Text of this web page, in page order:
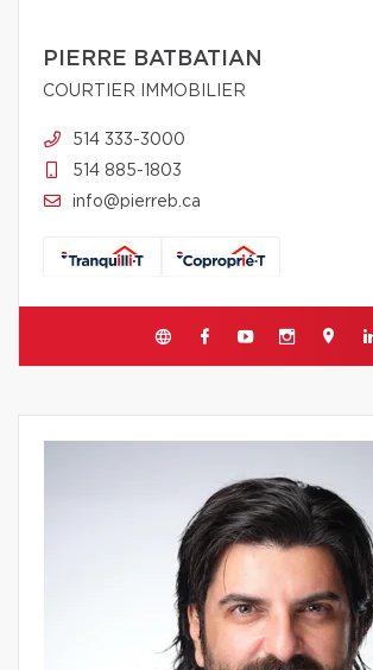
PIERRE BATBATIAN
COURTIER IMMOBILIER
514 333-3000
514 885-1803
info@pierreb.ca